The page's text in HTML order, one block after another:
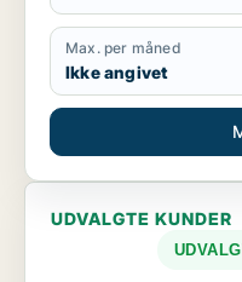
Max. per måned
Ikke angivet
UDVALGTE KUNDER